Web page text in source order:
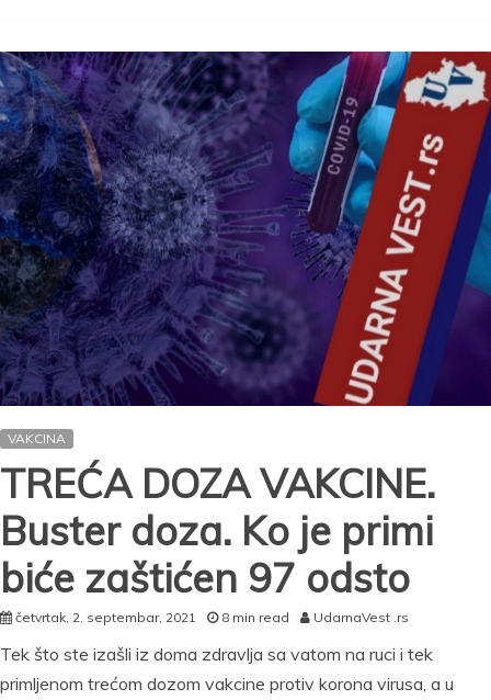
zašto
je
to
odlično
za
zaštitu
od
kovida
VAKCINA
TREĆA DOZA VAKCINE.
Buster doza. Ko je primi
biće zaštićen 97 odsto
četvrtak, 2. septembar, 2021 8 min read UdarnaVest .rs
Tek što ste izašli iz doma zdravlja sa vatom na ruci i tek
primljenom trećom dozom vakcine protiv korona virusa, a u